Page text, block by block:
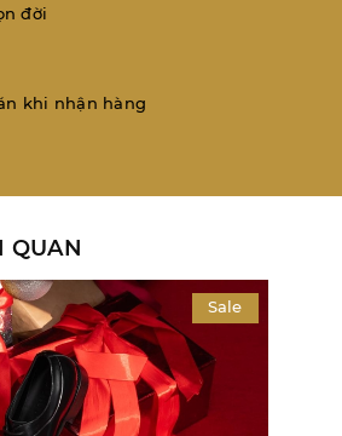
đời
khi nhận hàng
QUAN
Sale